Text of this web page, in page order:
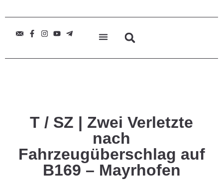
T / SZ | Zwei Verletzte
nach
Fahrzeugüberschlag auf
B169 – Mayrhofen